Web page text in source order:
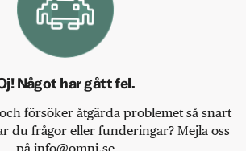
Något har gått fel.
försöker åtgärda problemet så snart
du frågor eller funderingar? Mejla oss